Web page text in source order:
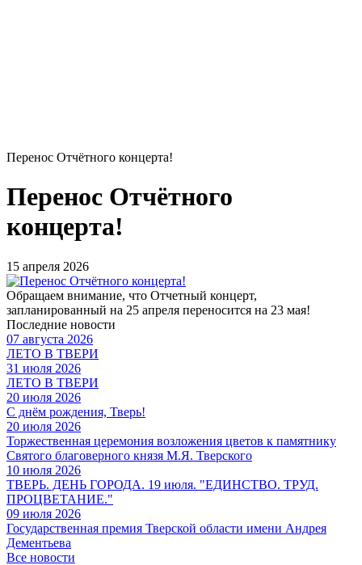
Перенос Отчётного концерта!
Перенос Отчётного
концерта!
15 апреля 2026
Обращаем внимание, что Отчетный концерт,
запланированный на 25 апреля переносится на 23 мая!
Последние новости
07 августа 2026
ЛЕТО В ТВЕРИ
31 июля 2026
ЛЕТО В ТВЕРИ
20 июля 2026
С днём рождения, Тверь!
20 июля 2026
Торжественная церемония возложения цветов к памятнику
Святого благоверного князя М.Я. Тверского
10 июля 2026
ТВЕРЬ. ДЕНЬ ГОРОДА. 19 июля. "ЕДИНСТВО. ТРУД.
ПРОЦВЕТАНИЕ."
09 июля 2026
Государственная премия Тверской области имени Андрея
Дементьева
Все новости